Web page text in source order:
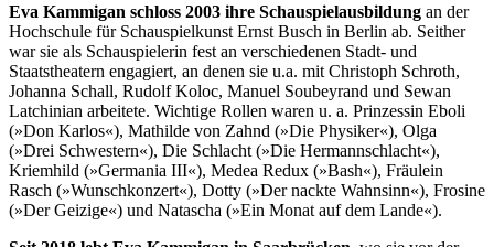
Eva Kammigan schloss 2003 ihre Schauspielausbildung an der
Hochschule für Schauspielkunst Ernst Busch in Berlin ab. Seither
war sie als Schauspielerin fest an verschiedenen Stadt- und
Staatstheatern engagiert, an denen sie u.a. mit Christoph Schroth,
Johanna Schall, Rudolf Koloc, Manuel Soubeyrand und Sewan
Latchinian arbeitete. Wichtige Rollen waren u. a. Prinzessin Eboli
(»Don Karlos«), Mathilde von Zahnd (»Die Physiker«), Olga
(»Drei Schwestern«), Die Schlacht (»Die Hermannschlacht«),
Kriemhild (»Germania III«), Medea Redux (»Bash«), Fräulein
Rasch (»Wunschkonzert«), Dotty (»Der nackte Wahnsinn«), Frosine
(»Der Geizige«) und Natascha (»Ein Monat auf dem Lande«).